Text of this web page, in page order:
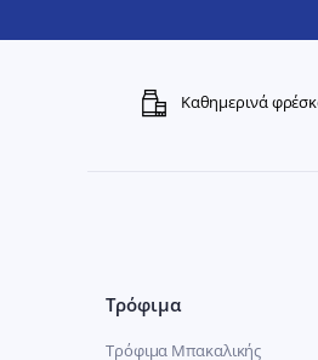
Καθημερινά
Τρόφιμα
Τρόφιμα Μπακαλικής